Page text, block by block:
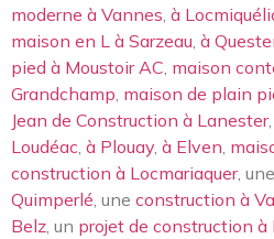
moderne à Vannes à
maison en L à Sarzeau à
pied à Moustoir AC maison
Grandchamp maison de plain
Jean de Construction à Lanester,
Loudéac à Plouay à Elven
construction à Locmariaquer, une
Quimperlé , une construction à
Belz , un projet de construction à